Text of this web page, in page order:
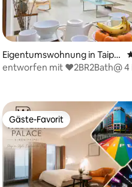
Bewertung: 4,96 von 5,
Eigentumswohnung in Taipei
City
entworfen mit ❤2BR2Bath@ 4
Gäste-Favorit
Gäste-Favorit